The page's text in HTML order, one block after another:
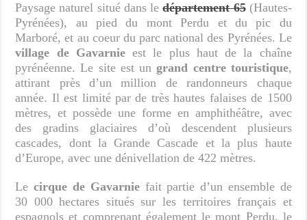
Paysage naturel situé dans ledépartement 65(Hautes-
Pyrénées), au pied du mont Perdu et du pic du
Marboré, et au coeur du parc national des Pyrénées. Le
village de Gavarnieest le plus haut de la chaîne
pyrénéenne. Le site est ungrand centre touristique,
attirant près d’un million de randonneurs chaque
année. Il est limité par de très hautes falaises de 1500
mètres, et possède une forme en amphithéâtre, avec
des gradins glaciaires d’où descendent plusieurs
cascades, dont la Grande Cascade et la plus haute
d’Europe, avec une dénivellation de 422 mètres.
Lecirque de Gavarniefait partie d’un ensemble de
30 000 hectares situés sur les territoires français et
espagnols et comprenant également le mont Perdu, le